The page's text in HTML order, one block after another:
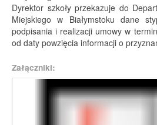
Dyrektor szkoły przekazuje do
Miejskiego w Białymstoku dane
podpisania i realizacji umowy w
od daty powzięcia informacji o
Załączniki: